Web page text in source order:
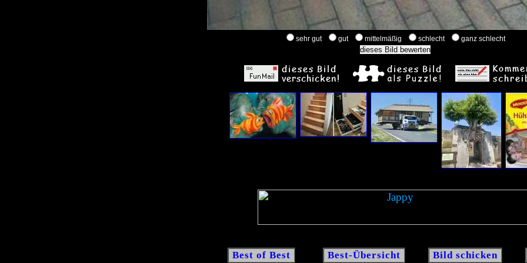
sehr gut gut mittelmäßig schlecht ganz schlecht
Best of Best Best-Übersicht Bild schicken